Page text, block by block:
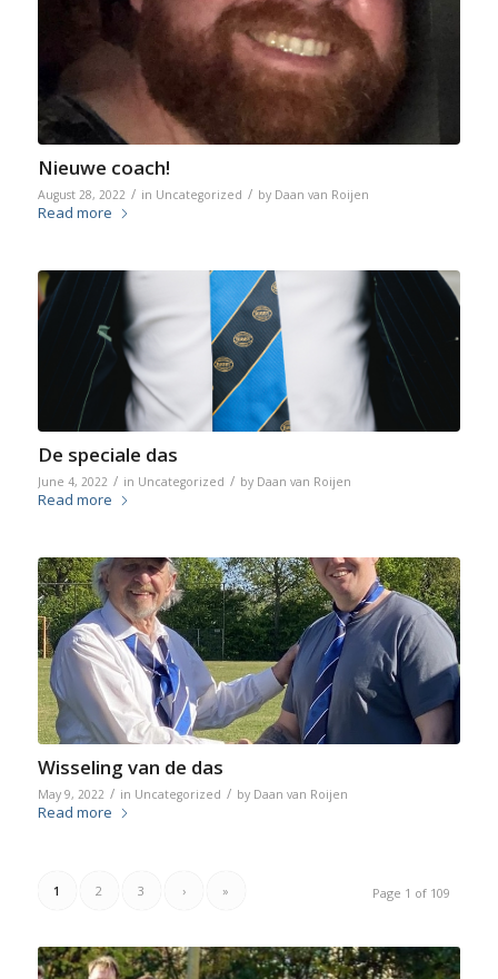
Nieuwe coach!
August 28, 2022 / in Uncategorized / by Daan van Roijen
Read more
De speciale das
June 4, 2022 / in Uncategorized / by Daan van Roijen
Read more
Wisseling van de das
May 9, 2022 / in Uncategorized / by Daan van Roijen
Read more
Page 1 of 109
1 2 3 › »